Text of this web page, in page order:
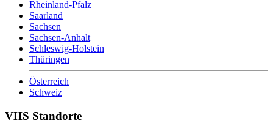
Rheinland-Pfalz
Saarland
Sachsen
Sachsen-Anhalt
Schleswig-Holstein
Thüringen
Österreich
Schweiz
VHS Standorte